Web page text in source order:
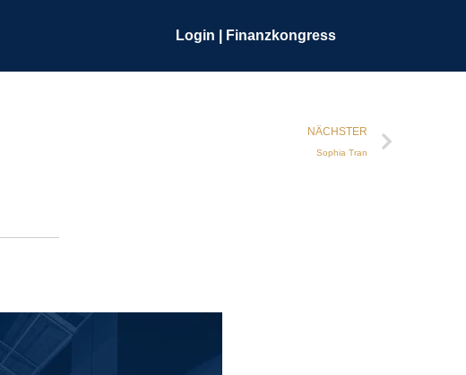
Login | Finanzkongress
NÄCHSTER
Sophia Tran